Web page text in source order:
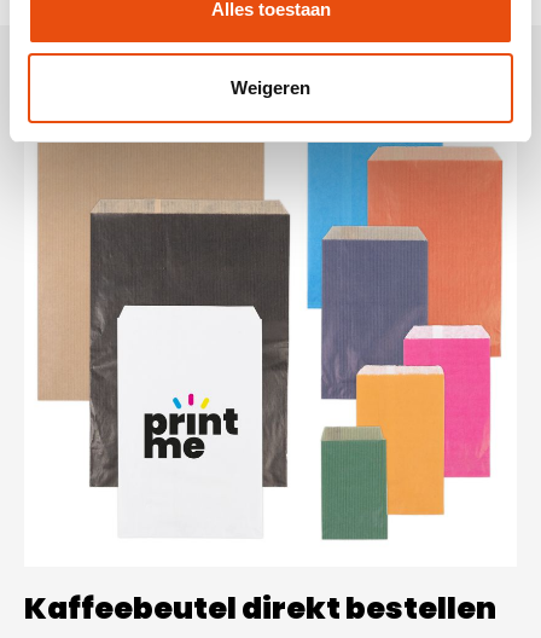
Alles toestaan
Weigeren
Kaffeebeutel direkt bestellen